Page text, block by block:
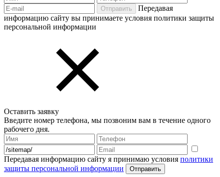
Отправить
Передавая
информацию сайту вы принимаете условия политики защиты
персональной информации
Оставить заявку
Введите номер телефона, мы позвоним вам в течение одного
рабочего дня.
Передавая информацию сайту я принимаю условия политики
защиты персональной информации